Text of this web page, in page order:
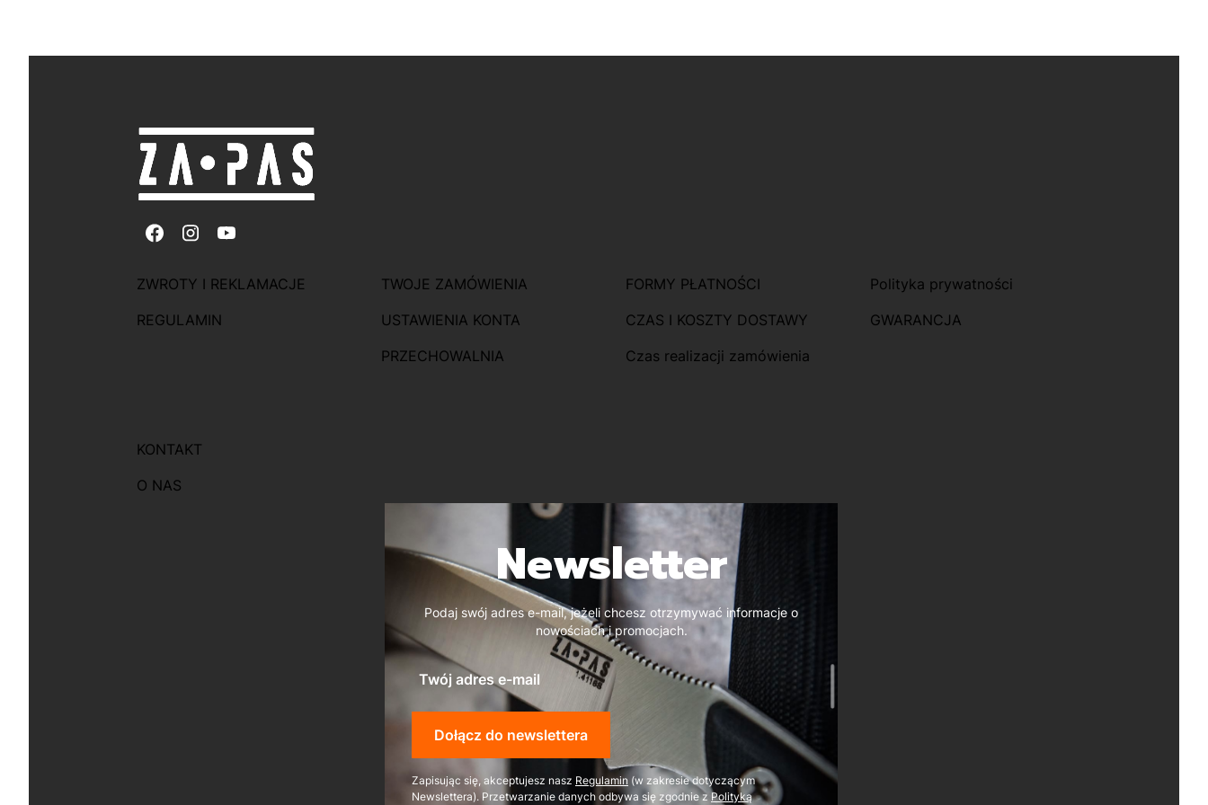
Linki w stopce
ZWROTY I REKLAMACJE
REGULAMIN
TWOJE ZAMÓWIENIA
USTAWIENIA KONTA
PRZECHOWALNIA
FORMY PŁATNOŚCI
CZAS I KOSZTY DOSTAWY
Czas realizacji zamówienia
Polityka prywatności
GWARANCJA
KONTAKT
O NAS
Newsletter
Podaj swój adres e-mail, jeżeli chcesz otrzymywać informacje o
nowościach i promocjach.
Twój adres e-mail
Dołącz do newslettera
Zapisując się, akceptujesz nasz Regulamin (w zakresie dotyczącym
Newslettera). Przetwarzanie danych odbywa się zgodnie z Polityką